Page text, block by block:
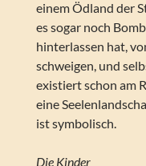
einem Ödland der
es sogar noch
hinterlassen hat,
schweigen, und
existiert schon am
eine
ist symbolisch.
Die Kinder